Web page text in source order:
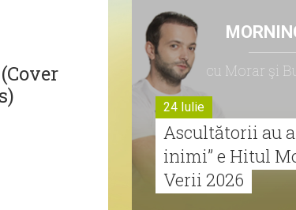
cu Morar şi
24 Iulie
Ascultătorii au
inimi” e Hitul
Verii 2026